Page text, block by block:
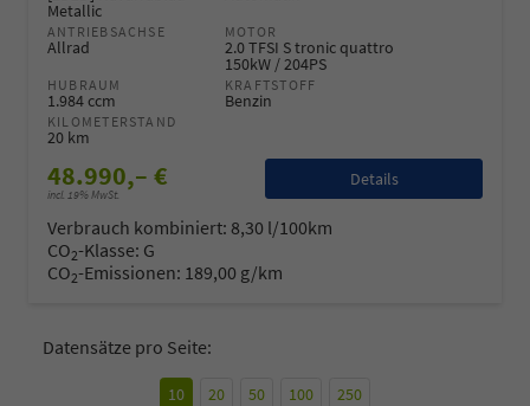
Metallic
ANTRIEBSACHSE
Allrad
MOTOR
2.0 TFSI S tronic quattro
150kW / 204PS
HUBRAUM
1.984 ccm
KRAFTSTOFF
Benzin
KILOMETERSTAND
20 km
48.990,– €
incl. 19% MwSt.
Details
Verbrauch kombiniert: 8,30 l/100km
CO2-Klasse: G
CO2-Emissionen: 189,00 g/km
Datensätze pro Seite:
10 20 50 100 250